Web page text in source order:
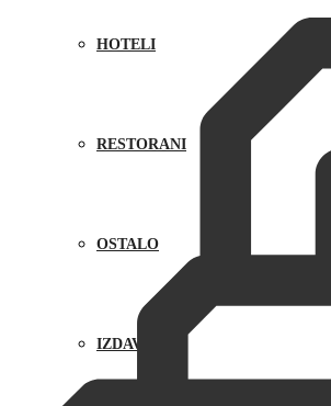
HOTELI
RESTORANI
OSTALO
IZDAVANJE